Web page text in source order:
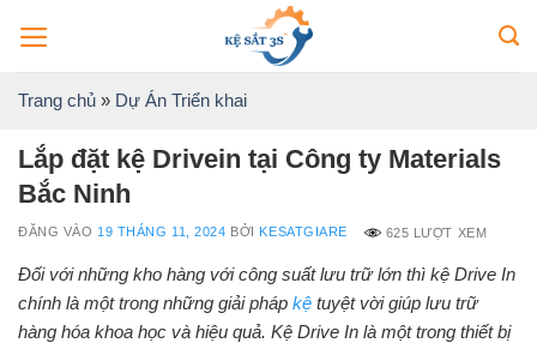
qua
nội
dungTrang chủ » Dự Án Triển khai
Lắp đặt kệ Drivein tại Công ty Materials
Bắc Ninh
ĐĂNG VÀO19 THÁNG 11, 2024 BỞI KESATGIARE 625 LƯỢT XEM
Đối với những kho hàng với công suất lưu trữ lớn thì kệ Drive In
chính là một trong những giải pháp kệ tuyệt vời giúp lưu trữ
hàng hóa khoa học và hiệu quả. Kệ Drive In là một trong thiết bị